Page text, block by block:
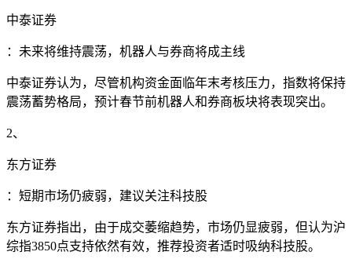
中泰证券
：未来将维持震荡，机器人与券商将成主线
中泰证券认为，尽管机构资金面临年末考核压力，指数将保持
震荡蓄势格局，预计春节前机器人和券商板块将表现突出。
2、
东方证券
：短期市场仍疲弱，建议关注科技股
东方证券指出，由于成交萎缩趋势，市场仍显疲弱，但认为沪
综指3850点支持依然有效，推荐投资者适时吸纳科技股。